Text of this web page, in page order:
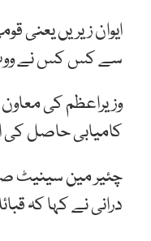
ایوان زیریں یعنی
سے کس کس نے ووٹ صادق
وزیراعظم کی
کامیابی حاصل کی
چئیر مین سینیٹ
درانی نے کہا کہ